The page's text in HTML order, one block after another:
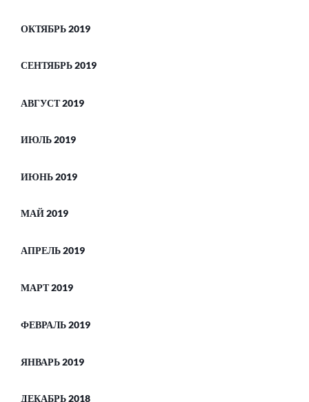
ОКТЯБРЬ 2019
СЕНТЯБРЬ 2019
АВГУСТ 2019
ИЮЛЬ 2019
ИЮНЬ 2019
МАЙ 2019
АПРЕЛЬ 2019
МАРТ 2019
ФЕВРАЛЬ 2019
ЯНВАРЬ 2019
ДЕКАБРЬ 2018